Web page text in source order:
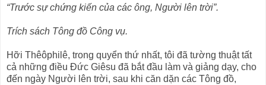
“Trước sự chứng kiến của các ông, Người lên trời”.
Trích sách Tông đồ Công vụ.
Hỡi Thêôphilê, trong quyển thứ nhất, tôi đã tường thuật tất
cả những điều Ðức Giêsu đã bắt đầu làm và giảng dạy, cho
đến ngày Người lên trời, sau khi căn dặn các Tông đồ,